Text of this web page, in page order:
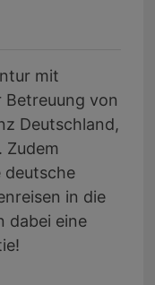
mit
von
Deutschland,
Zudem
deutsche
in die
dabei eine